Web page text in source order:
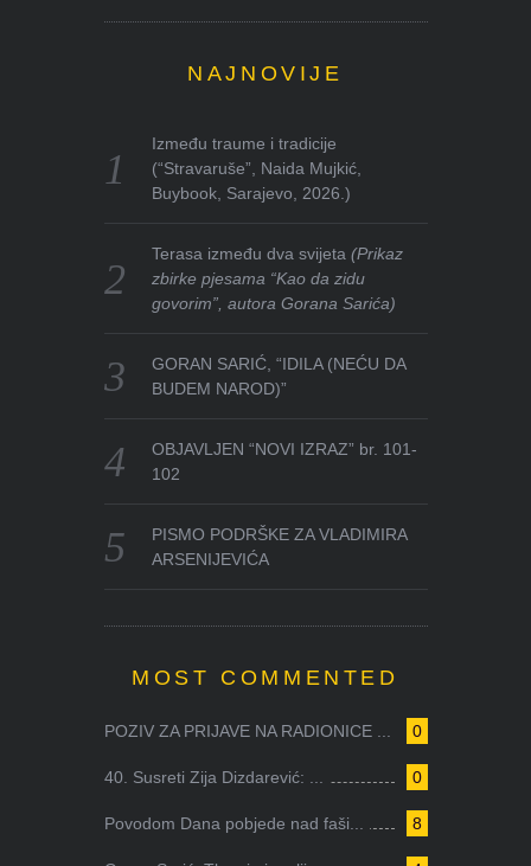
NAJNOVIJE
Između traume i tradicije
(“Stravaruše”, Naida Mujkić,
Buybook, Sarajevo, 2026.)
Terasa između dva svijeta(Prikaz
zbirke pjesama “Kao da zidu
govorim”, autora Gorana Sarića)
GORAN SARIĆ, “IDILA (NEĆU DA
BUDEM NAROD)”
OBJAVLJEN “NOVI IZRAZ” br. 101-
102
PISMO PODRŠKE ZA VLADIMIRA
ARSENIJEVIĆA
MOST COMMENTED
0
POZIV ZA PRIJAVE NA RADIONICE ...
0
40. Susreti Zija Dizdarević: ...
8
Povodom Dana pobjede nad faši...